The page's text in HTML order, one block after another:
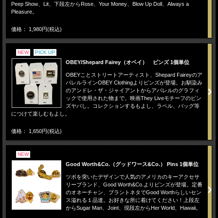
Peep Show、Lit、下段左からRose、Your Money、Blow Up Doll、Always a
Pleasure。
価格： 1,980円(税込)
NEW PICK UP
OBEY/Shepard Fairey（オベイ） ピンズ 1個単位
OBEYことストリートアーティスト、Shepard Faireyのア
パレルラインOBEY Clothingよりピンズが登場。お馴染み
のアンドレ・ザ・ジャイアントからアパレルのグラフィ
ックで使用された物まで。映画They Liveモチーフのピン
ズヤバし。コレクションするもよし、ラペル、バッグ等
につけて楽しむもよし。
価格： 1,650円(税込)
NEW
Good Worth&Co.（グッドワース&Co.） Pins 1個単位
ツボを突いたデザインで人気のアメリカのキーアクセサ
リーブランド、Good Worth&Co.よりピンズが登場。定番
のオネーチャン、ブラントネタでGood Worthらしいセン
ス溢れる１品達。お好きな所に着けてください！上段左
からSugar Man、Joint、現段左からHer World、Hawaii。